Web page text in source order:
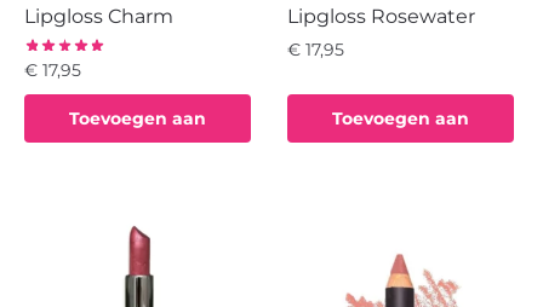
Lipgloss Charm
€ 17,95
Toevoegen aan
Lipgloss Rosewater
€ 17,95
Toevoegen aan